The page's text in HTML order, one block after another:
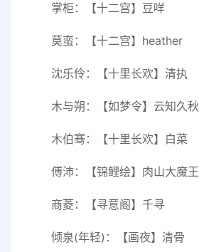
掌柜：【十二宫】豆咩
莫蛮：【十二宫】heather
沈乐伶：【十里长欢】清执
木与朔：【如梦令】云知久秋
木伯骞：【十里长欢】白菜
傅沛：【锦鲤绘】肉山大魔王
商菱：【寻意阁】千寻
倾泉(年轻)：【画夜】清骨